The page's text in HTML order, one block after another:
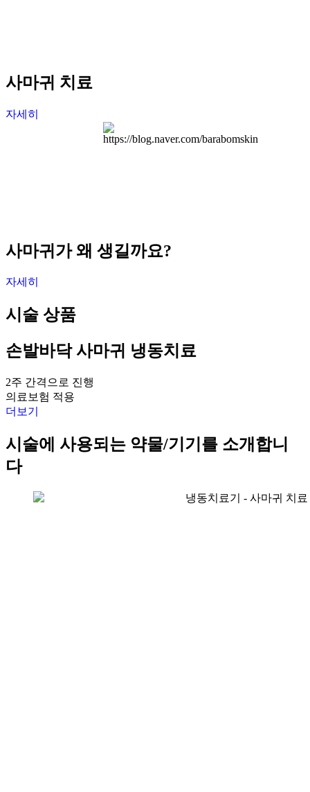
사마귀 치료
자세히
사마귀가 왜 생길까요?
자세히
시술 상품
손발바닥 사마귀 냉동치료
2주 간격으로 진행
의료보험 적용
더보기
시술에 사용되는 약물/기기를 소개합니
다